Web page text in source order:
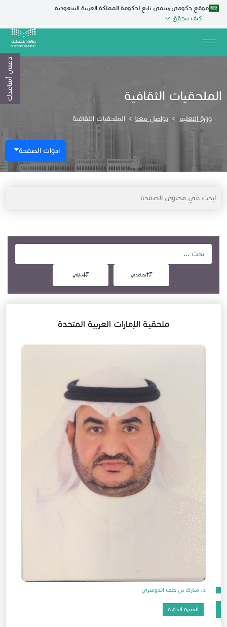
موقع حكومي رسمي تابع لحكومة المملكة العربية السعودية
كيف تتحقق
الملحقيات الثقافية
وزارة التعليم > تواصل معنا > الملحقيات الثقافية
ادوات الصفحة
تصاعدي تنازلي
ملحقية الإمارات العربية المتحدة
د. مبارك بن خلف الدوسري
السيرة الذاتية
دعني أساعدك